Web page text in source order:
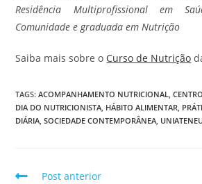
Residência Multiprofissional em
Comunidade e graduada em Nutrição
Saiba mais sobre o Curso de Nutrição
TAGS:ACOMPANHAMENTO NUTRICIONAL,
DIA DO NUTRICIONISTA, HÁBITO ALIMENTAR,
DIÁRIA, SOCIEDADE CONTEMPORÂNEA,
Post anterior